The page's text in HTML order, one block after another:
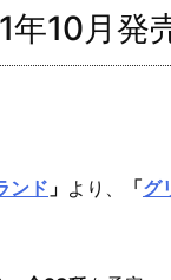
10月発
ンド 」 より、 「グ